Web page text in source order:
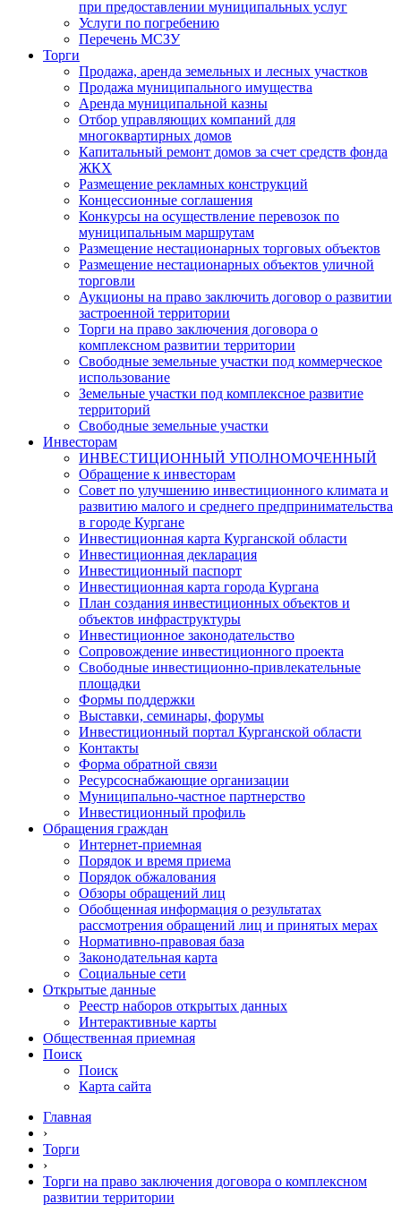
при предоставлении муниципальных услуг
Услуги по погребению
Перечень МСЗУ
Торги
Продажа, аренда земельных и лесных участков
Продажа муниципального имущества
Аренда муниципальной казны
Отбор управляющих компаний для
многоквартирных домов
Капитальный ремонт домов за счет средств фонда
ЖКХ
Размещение рекламных конструкций
Концессионные соглашения
Конкурсы на осуществление перевозок по
муниципальным маршрутам
Размещение нестационарных торговых объектов
Размещение нестационарных объектов уличной
торговли
Аукционы на право заключить договор о развитии
застроенной территории
Торги на право заключения договора о
комплексном развитии территории
Свободные земельные участки под коммерческое
использование
Земельные участки под комплексное развитие
территорий
Свободные земельные участки
Инвесторам
ИНВЕСТИЦИОННЫЙ УПОЛНОМОЧЕННЫЙ
Обращение к инвесторам
Совет по улучшению инвестиционного климата и
развитию малого и среднего предпринимательства
в городе Кургане
Инвестиционная карта Курганской области
Инвестиционная декларация
Инвестиционный паспорт
Инвестиционная карта города Кургана
План создания инвестиционных объектов и
объектов инфраструктуры
Инвестиционное законодательство
Сопровождение инвестиционного проекта
Свободные инвестиционно-привлекательные
площадки
Формы поддержки
Выставки, семинары, форумы
Инвестиционный портал Курганской области
Контакты
Форма обратной связи
Ресурсоснабжающие организации
Муниципально-частное партнерство
Инвестиционный профиль
Обращения граждан
Интернет-приемная
Порядок и время приема
Порядок обжалования
Обзоры обращений лиц
Обобщенная информация о результатах
рассмотрения обращений лиц и принятых мерах
Нормативно-правовая база
Законодательная карта
Социальные сети
Открытые данные
Реестр наборов открытых данных
Интерактивные карты
Общественная приемная
Поиск
Поиск
Карта сайта
Главная
›
Торги
›
Торги на право заключения договора о комплексном
развитии территории